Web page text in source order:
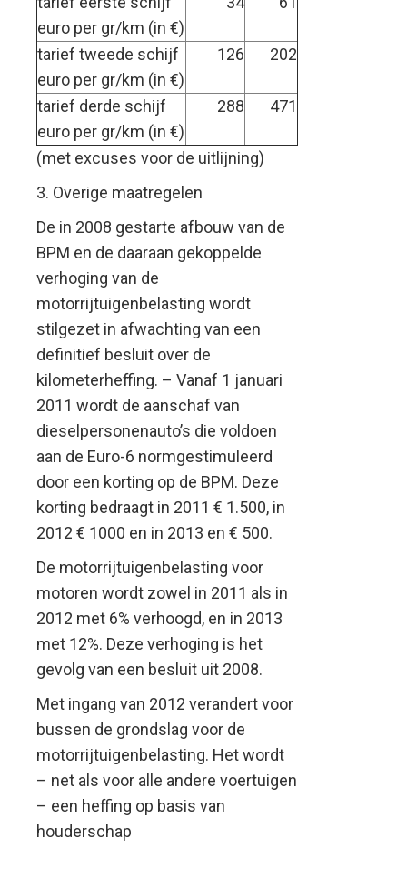
euro per gr/km (in €)
tarief tweede schijf
euro per gr/km (in €)
126 202
tarief derde schijf
euro per gr/km (in €)
288 471
(met excuses voor de uitlijning)
3. Overige maatregelen
De in 2008 gestarte afbouw van de
BPM en de daaraan gekoppelde
verhoging van de
motorrijtuigenbelasting wordt
stilgezet in afwachting van een
definitief besluit over de
kilometerheffing. – Vanaf 1 januari
2011 wordt de aanschaf van
dieselpersonenauto’s die voldoen
aan de Euro-6 normgestimuleerd
door een korting op de BPM. Deze
korting bedraagt in 2011 € 1.500, in
2012 € 1000 en in 2013 en € 500.
De motorrijtuigenbelasting voor
motoren wordt zowel in 2011 als in
2012 met 6% verhoogd, en in 2013
met 12%. Deze verhoging is het
gevolg van een besluit uit 2008.
Met ingang van 2012 verandert voor
bussen de grondslag voor de
motorrijtuigenbelasting. Het wordt
– net als voor alle andere voertuigen
– een heffing op basis van
houderschap